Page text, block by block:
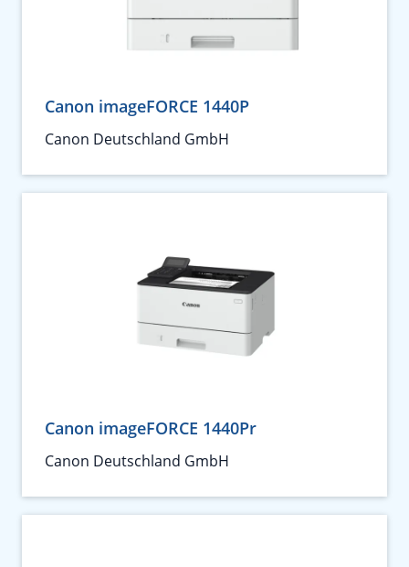
Canon imageFORCE 1440P
Canon Deutschland GmbH
Canon imageFORCE 1440Pr
Canon Deutschland GmbH